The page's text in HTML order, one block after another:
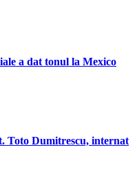
a dat tonul la Mexico
Toto Dumitrescu, internat